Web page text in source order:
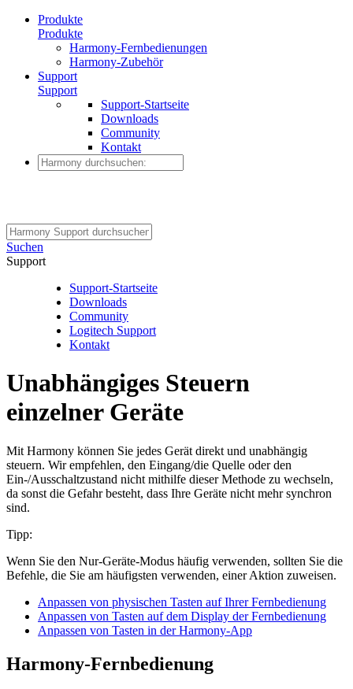
Produkte
Produkte
Harmony-Fernbedienungen
Harmony-Zubehör
Support
Support
Support-Startseite
Downloads
Community
Kontakt
Suchen
Support
Support-Startseite
Downloads
Community
Logitech Support
Kontakt
Unabhängiges Steuern
einzelner Geräte
Mit Harmony können Sie jedes Gerät direkt und unabhängig
steuern. Wir empfehlen, den Eingang/die Quelle oder den
Ein-/Ausschaltzustand nicht mithilfe dieser Methode zu wechseln,
da sonst die Gefahr besteht, dass Ihre Geräte nicht mehr synchron
sind.
Tipp:
Wenn Sie den Nur-Geräte-Modus häufig verwenden, sollten Sie die
Befehle, die Sie am häufigsten verwenden, einer Aktion zuweisen.
Anpassen von physischen Tasten auf Ihrer Fernbedienung
Anpassen von Tasten auf dem Display der Fernbedienung
Anpassen von Tasten in der Harmony-App
Harmony-Fernbedienung